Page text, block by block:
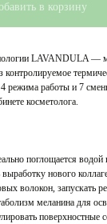
в корзину
LAVANDULA —
контролируемое
режима работы и 7
косметолога.
поглощается
нового
волокон, запускать
меланина для
поверхностные